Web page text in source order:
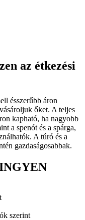
az étkezési
ésszerűbb áron
őket. A teljes
kapható, ha nagyobb
a spenót és a spárga,
A túró és a
gazdaságosabbak.
szerint